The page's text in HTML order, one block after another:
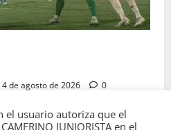
4 de agosto de 2026 0
el usuario autoriza que el
JUNIORISTA en el